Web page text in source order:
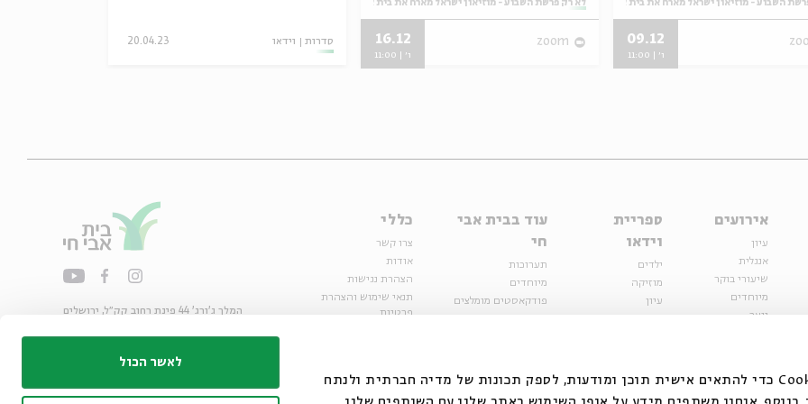
אנחנו משתמשים בקובצי Cookie כדי להתאים אישית תוכן ומודעות, לספק תכונות של מדיה חברתית ולנתח
לאשר הכול
סדרות וידאו 20.04.23
מתוך:
לא רק פרשת השבוע - מוזיאון ישראל מארח את בית אבי חי
zoom
16.12
ו' | 11:00
השבוע - מוזיאון ישראל מארח את בית אבי חי
09.12
ו' | 11:00
אירועים
עיון
אנגלית
שיעורי בוקר
מיוחדים
נוער
אירועים
ספריית
וידאו
ילדים
מוזיקה
עיון
עוד בבית אבי
חי
תערוכות
מיוחדים
פודקאסטים מומלצים
כללי
צרו קשר
אודות
הצהרת נגישות
תנאי שימוש והצהרת
פרטיות
המלך ג'ורג' 44 פינת רחוב קק״ל, ירושלים